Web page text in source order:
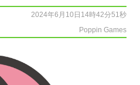
2024年6月10日14時42分51秒
Poppin Games